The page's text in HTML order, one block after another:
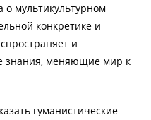
мультикультурном
конкретике и
и
знания, меняющие мир к
гуманистические